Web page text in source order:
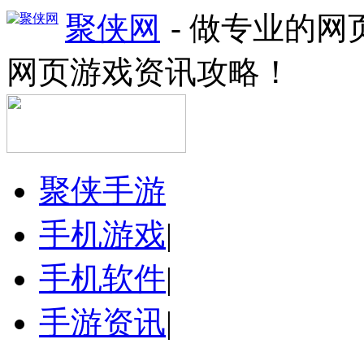
聚侠网 - 做专业的网
网页游戏资讯攻略！
聚侠手游
手机游戏|
手机软件|
手游资讯|